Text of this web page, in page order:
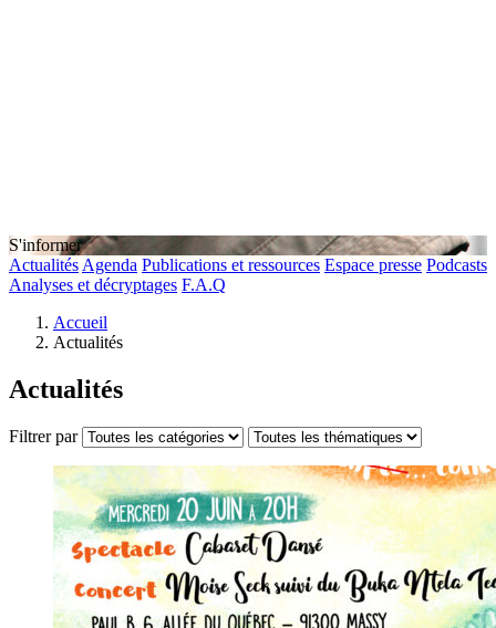
S'informer
Actualités Agenda Publications et ressources Espace presse Podcasts
Analyses et décryptages F.A.Q
Accueil
Actualités
Actualités
Filtrer par